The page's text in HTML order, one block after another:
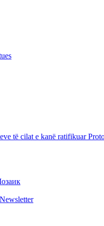
të cilat e kanë ratifikuar